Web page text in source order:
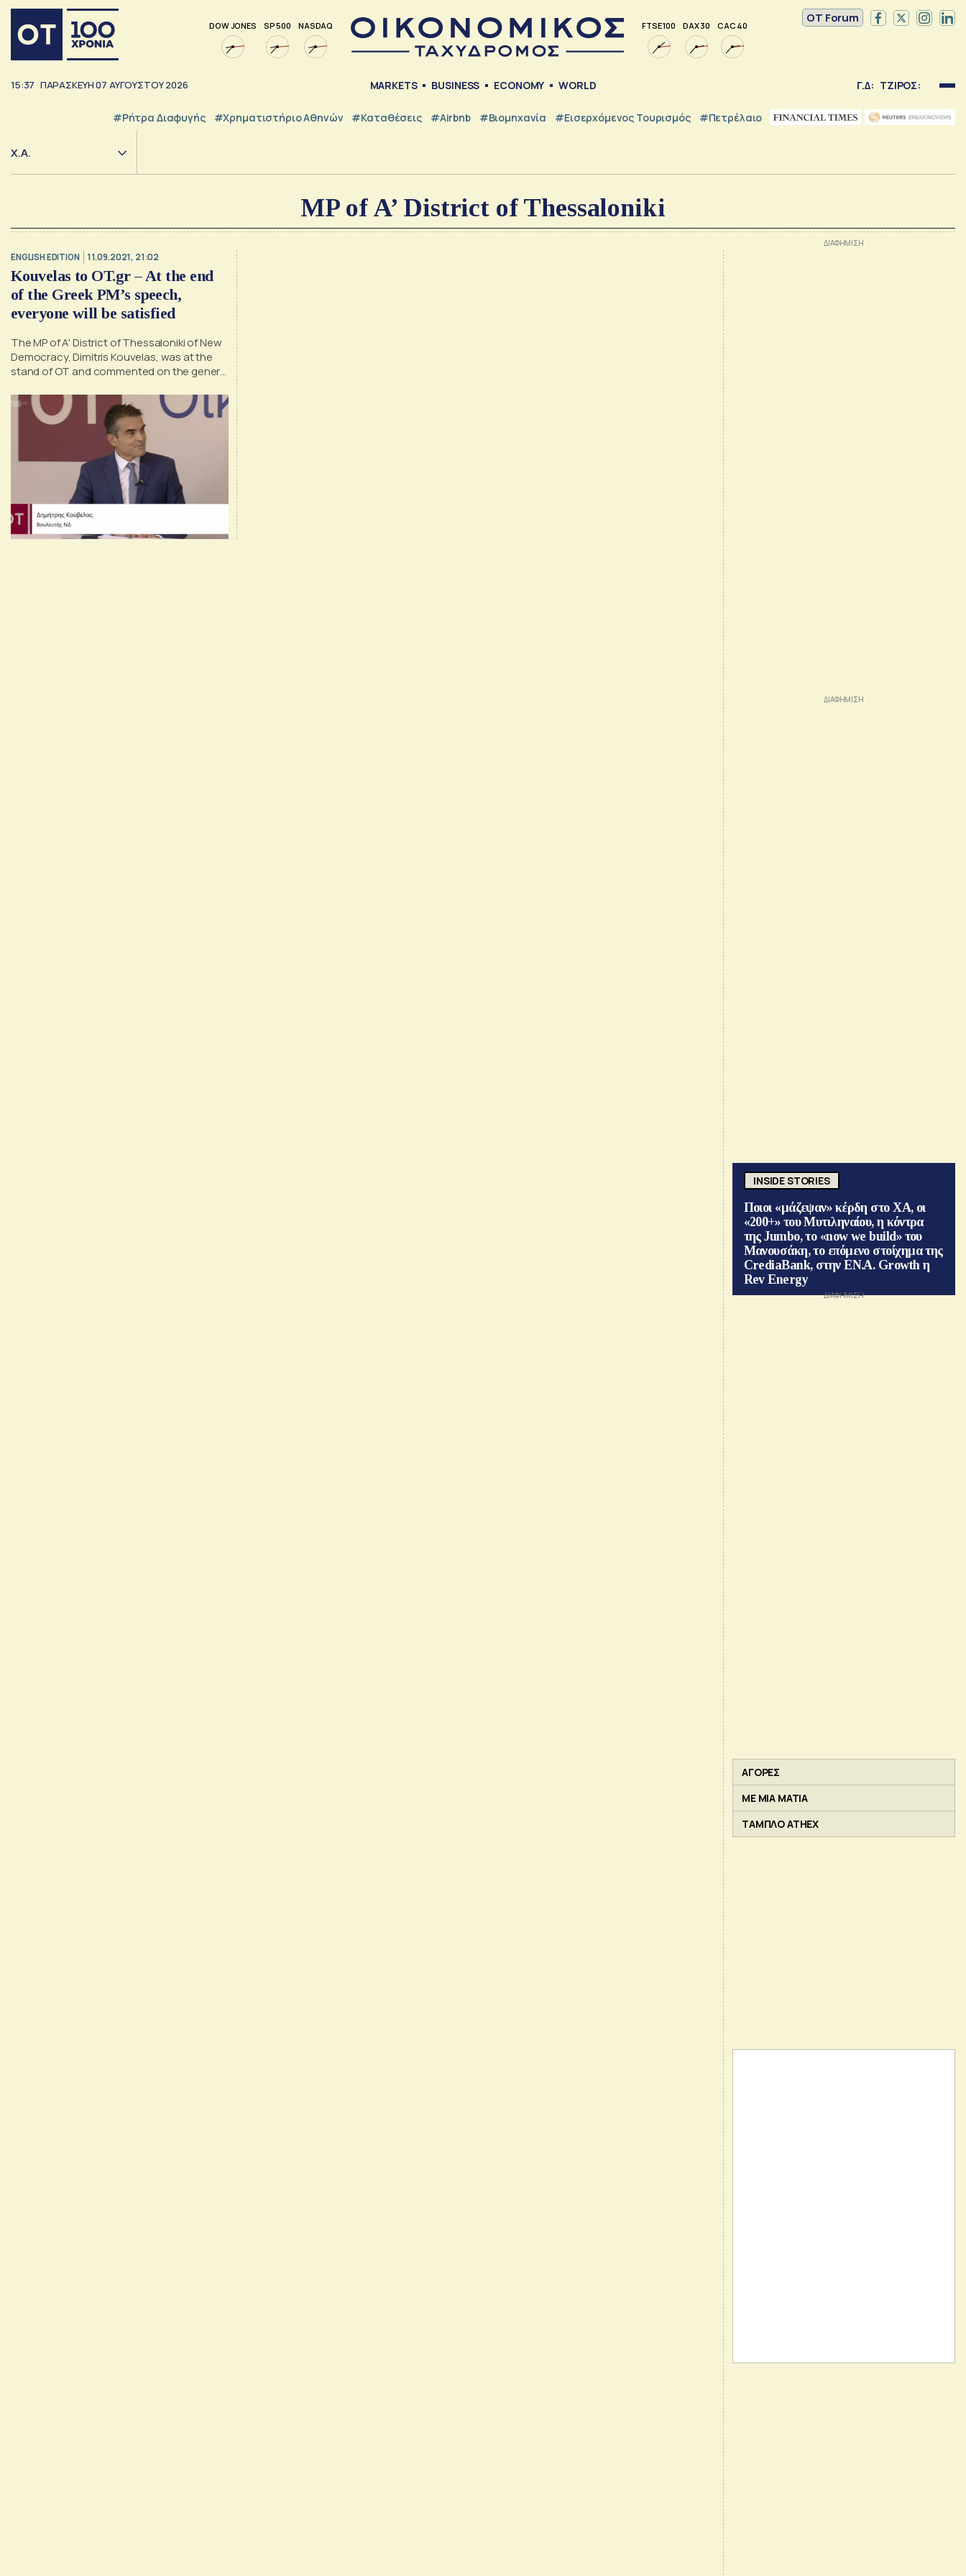
DOW JONES SP 500 NASDAQ FTSE 100 DAX 30 CAC 40
OT Forum
15:37 ΠΑΡΑΣΚΕΥΗ07 ΑΥΓΟΥΣΤΟΥ2026 MARKETS BUSINESS ECONOMY WORLD Γ.Δ: ΤΖΙΡΟΣ:
#ρήτρα Διαφυγής #Χρηματιστήριο Αθηνών #Καταθέσεις #Airbnb #Βιομηχανία #εισερχόμενος Τουρισμός #Πετρέλαιο
Χ.Α.
MP of A’ District of Thessaloniki
ENGLISH EDITION 11.09.2021, 21:02
Kouvelas to OT.gr – At the end
of the Greek PM’s speech,
everyone will be satisfied
The MP of A' District of Thessaloniki of New
Democracy, Dimitris Kouvelas, was at the
stand of OT and commented on the general
announcements of the Greek Prime Minister
and the recent reshuffling
INSIDE STORIES
Ποιοι «μάζεψαν» κέρδη στο ΧΑ, οι
«200+» του Μυτιληναίου, η κόντρα
της Jumbo, το «now we build» του
Μανουσάκη, το επόμενο στοίχημα της
CrediaBank, στην ΕΝ.Α. Growth η
Rev Energy
ΑΓΟΡΕΣ
ΜΕ ΜΙΑ ΜΑΤΙΑ
ΤΑΜΠΛΟ ATHEX